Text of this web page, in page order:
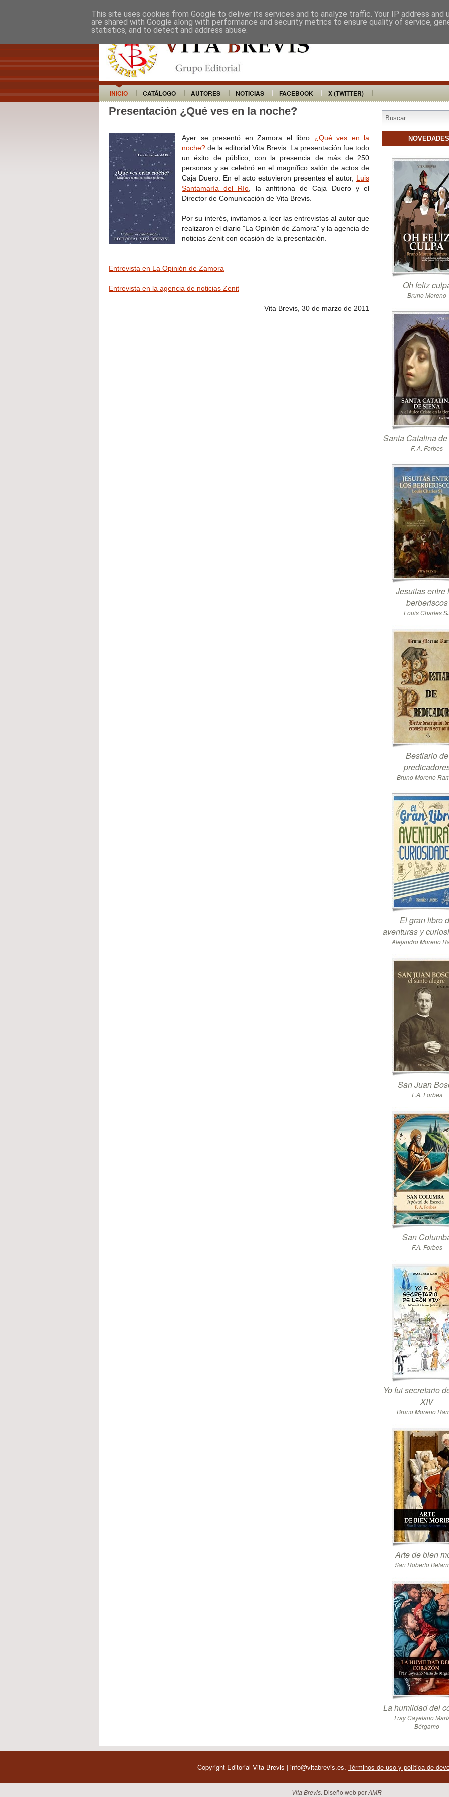
VITA BREVIS DISTRIBUIDORES
INICIO CATÁLOGO AUTORES NOTICIAS FACEBOOK X (TWITTER)
Presentación ¿Qué ves en la noche?
Ayer se presentó en Zamora el libro ¿Qué ves en la
noche? de la editorial Vita Brevis. La presentación fue todo
un éxito de público, con la presencia de más de 250
personas y se celebró en el magnífico salón de actos de
Caja Duero. En el acto estuvieron presentes el autor, Luis
Santamaría del Río , la anfitriona de Caja Duero y el
Director de Comunicación de Vita Brevis.
Por su interés, invitamos a leer las entrevistas al autor que
realizaron el diario "La Opinión de Zamora" y la agencia de
noticias Zenit con ocasión de la presentación.
Entrevista en La Opinión de Zamora
Entrevista en la agencia de noticias Zenit
Vita Brevis, 30 de marzo de 2011
NOVEDADES
Oh feliz
Bruno Moreno
Santa Catalina
F. A. Forbes
Jesuitas entre
berberiscos
Louis Charles
Bestiario de
Bruno Moreno
El gran libro
aventuras y
Alejandro Moreno
San Juan
F.A. Forbes
San
F.A. Forbes
Yo fui secretario
XIV
Bruno Moreno
Arte de bien
San Roberto
La humildad del
Fray Cayetano
Bérgamo
Copyright Editorial Vita Brevis | info@vitabrevis.es. Términos de uso y política de
Vita Brevis. Diseño web porAMR
This site uses cookies from Google to deliver its services and to analyze traffic. Your IP address and
are shared with Google along with performance and security metrics to ensure quality of service,
statistics, and to detect and address abuse.